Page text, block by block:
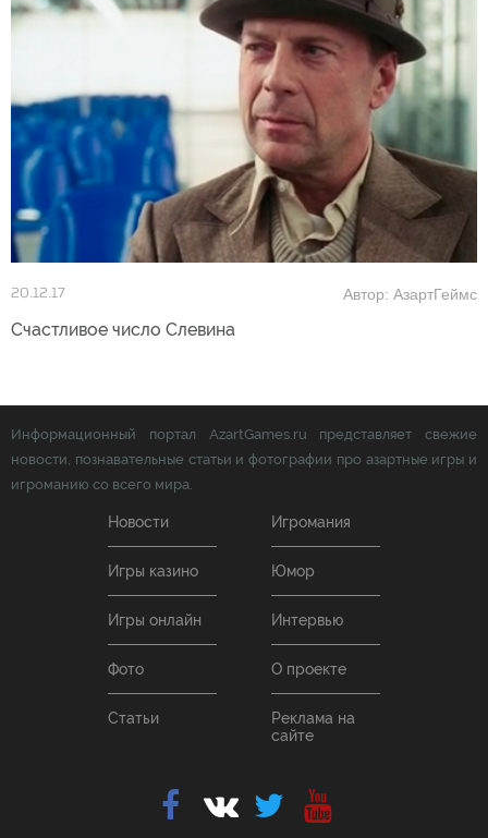
20.12.17 Автор: АзартГеймс
Счастливое число Слевина
Информационный портал AzartGames.ru представляет свежие
новости, познавательные статьи и фотографии про азартные игры и
игроманию со всего мира.
Новости Игромания
Игры казино Юмор
Игры онлайн Интервью
Фото О проекте
Статьи
Реклама на
сайте